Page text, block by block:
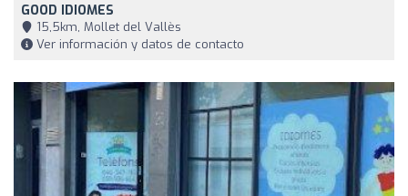
GOOD IDIOMES
15,5km, Mollet del Vallès
Ver información y datos de contacto